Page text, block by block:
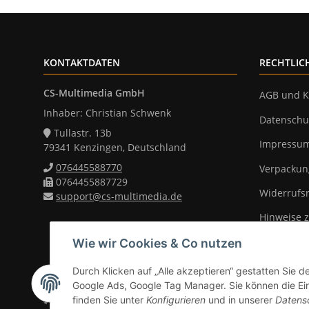
Wie wir Cookies & Co nutzen
Durch Klicken auf „Alle akzeptieren“ gestatten Sie
Google Ads, Google Tag Manager. Sie können die
finden Sie unter Konfigurieren und in unserer
KONTAKTDATEN
CS-Multimedia GmbH
Inhaber: Christian Schwenk
Tullastr. 13b
79341 Kenzingen, Deutschland
076445588770
0764455887729
support@cs-multimedia.de
AGB und
Hinweise
Vertrag widerrufen
* Alle Preise inkl. gesetzlicher Mwst., zzgl. Versand (Versandfrei ab